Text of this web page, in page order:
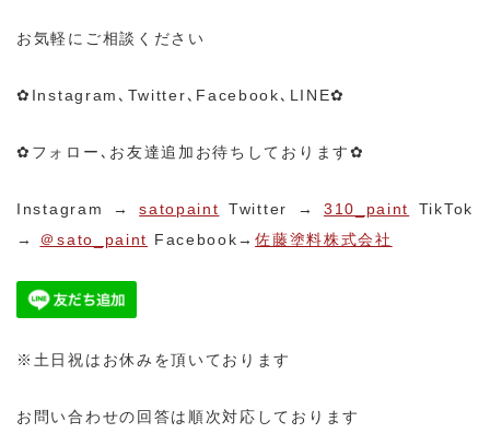
お気軽にご相談ください
✿Instagram､Twitter､Facebook､LINE✿
✿フォロー､お友達追加お待ちしております✿
Instagram →satopaint Twitter → 310_paint
TikTok
→ ＠sato_paint Facebook→佐藤塗料株式会社
※土日祝はお休みを頂いております
お問い合わせの回答は順次対応しております